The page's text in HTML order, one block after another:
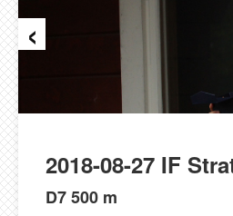
Föreningar
Bergeforsen SK
IF Strategen
‹
2018-08-27 IF
D7 500 m